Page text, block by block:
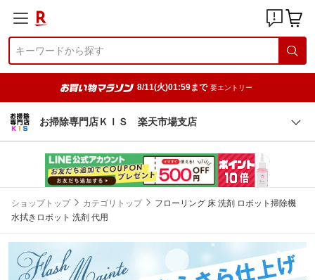
8/11(火)01:59まで 要エントリー
お掃除専門店ＫＩＳ 楽天市場支店
ショップトップ カテゴリトップ
フローリング 床 洗剤 ロボット掃除機
水拭きロボット 洗剤 代用